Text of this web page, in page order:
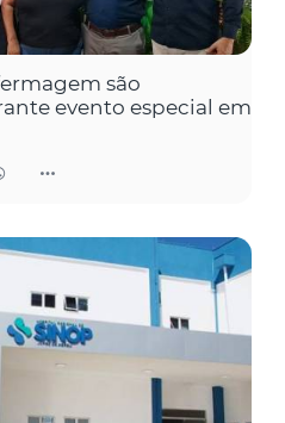
são
evento especial em